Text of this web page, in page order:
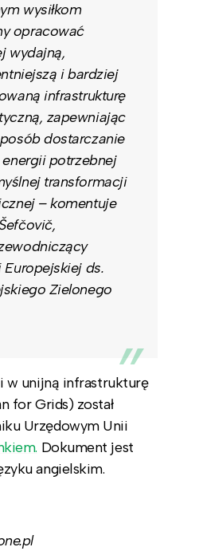
wysiłkom
opracować
wydajną,
i bardziej
infrastrukturę
zapewniając
dostarczanie
potrzebnej
transformacji
– komentuje
Europejskiej ds.
Zielonego
w unijną infrastrukturę
for Grids) został
Urzędowym Unii
Dokument jest
angielskim.